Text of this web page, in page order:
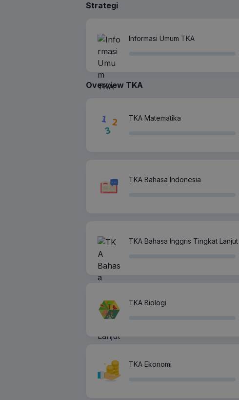
Strategi
Informasi Umum TKA
Overview TKA
TKA Matematika
TKA Bahasa Indonesia
TKA Bahasa Inggris Tingkat Lanjut
TKA Biologi
TKA Ekonomi